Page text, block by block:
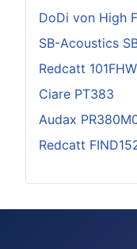
DoDi von High
SB-Acoustics
Redcatt
Ciare PT383
Audax
Redcatt